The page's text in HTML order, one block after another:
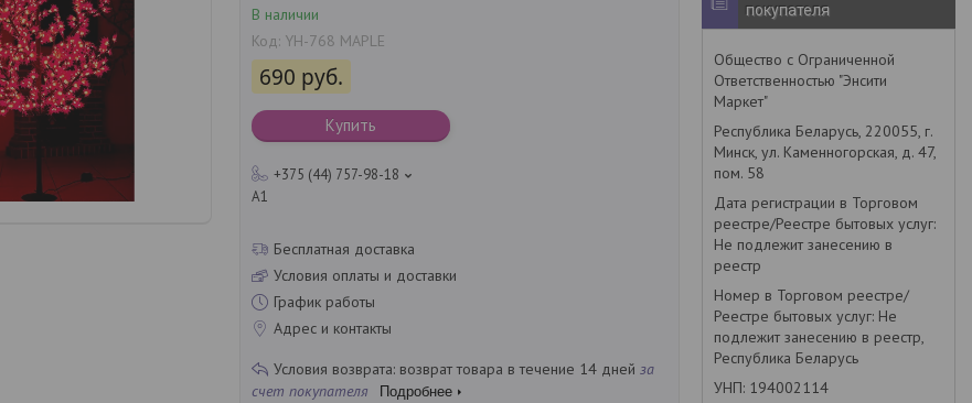
В наличии
Код: YH-768 MAPLE
690 руб.
Купить
+375 (44) 757-98-18
A1
Бесплатная доставка
Условия оплаты и доставки
График работы
Адрес и контакты
возврат товара в течение 14 дней за
счет покупателя
Подробнее
покупателя
Общество с Ограниченной
Ответственностью "Энсити
Маркет"
Республика Беларусь, 220055, г.
Минск, ул. Каменногорская, д. 47,
пом. 58
Дата регистрации в Торговом
реестре/Реестре бытовых услуг:
Не подлежит занесению в
реестр
Номер в Торговом реестре/
Реестре бытовых услуг: Не
подлежит занесению в реестр,
Республика Беларусь
УНП: 194002114